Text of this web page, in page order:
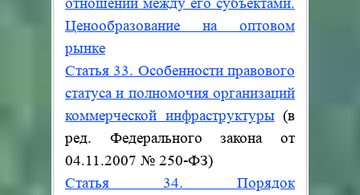
отношений между его субъектами.
Ценообразование на оптовом
рынке
Статья 33. Особенности правового
статуса и полномочия организаций
коммерческой инфраструктуры (в
ред. Федерального закона от
04.11.2007 № 250-ФЗ)
Статья 34. Порядок